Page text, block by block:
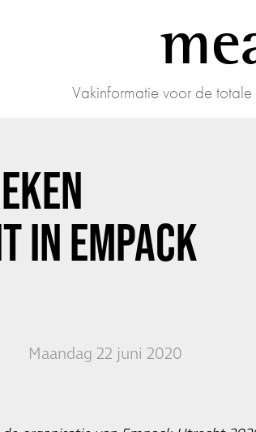
Vakinformatie voor de
IN EMPACK
Maandag 22 juni 2020